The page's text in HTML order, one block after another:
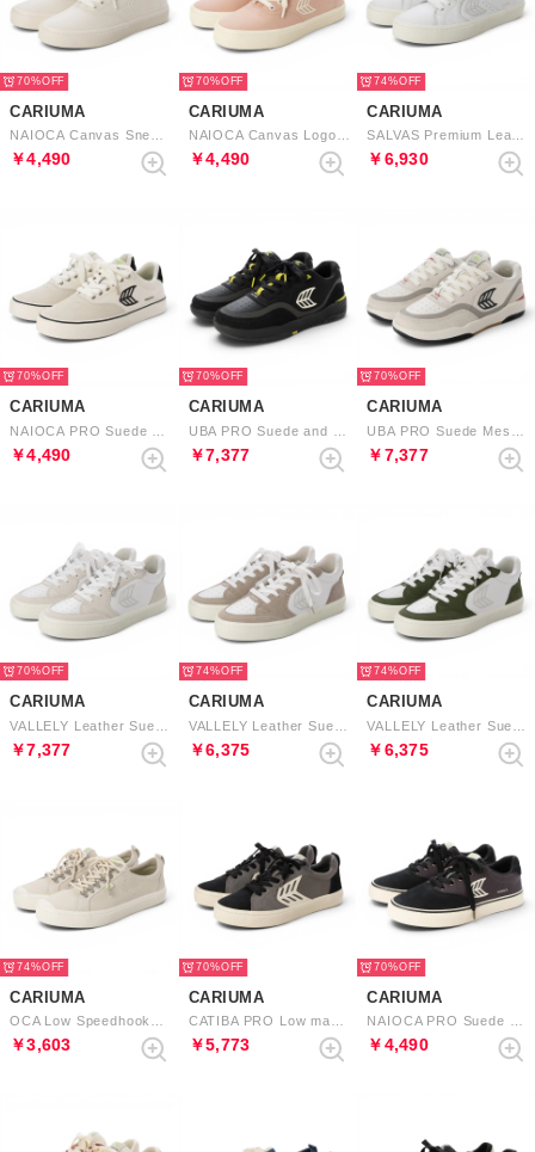
70%
CARIUMA
￥4,490
70%
CARIUMA
￥4,490
74%
CARIUMA
￥6,930
70%
CARIUMA
￥4,490
70%
CARIUMA
￥7,377
70%
CARIUMA
￥7,377
70%
CARIUMA
￥7,377
74%
CARIUMA
￥6,375
74%
CARIUMA
￥6,375
74%
CARIUMA
￥3,603
70%
CARIUMA
￥5,773
70%
CARIUMA
￥4,490